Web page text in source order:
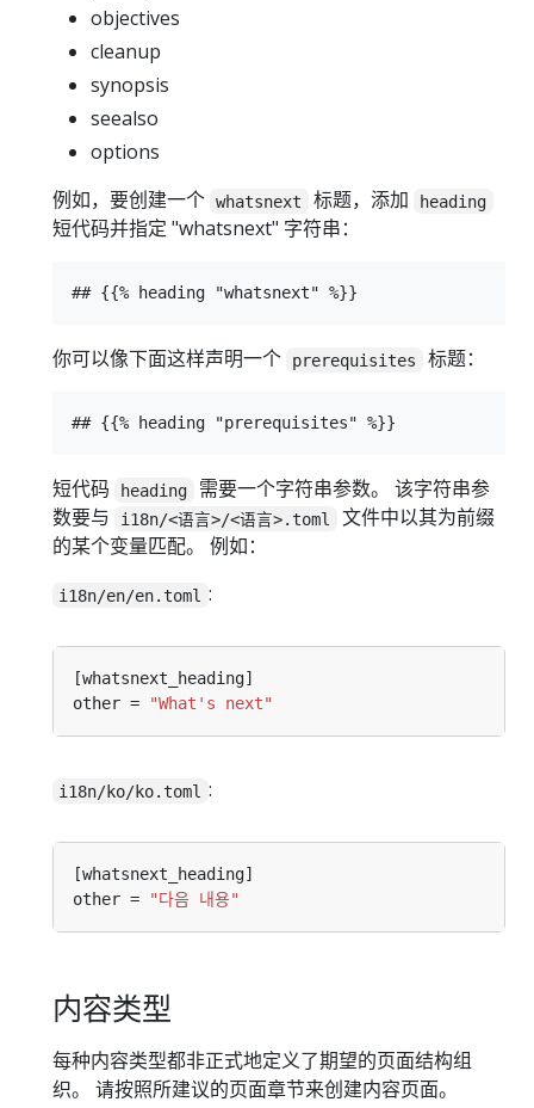
objectives
cleanup
synopsis
seealso
options
例如，要创建一个 whatsnext 标题，添加 heading
短代码并指定 "whatsnext" 字符串：
你可以像下面这样声明一个 prerequisites 标题：
短代码 heading
需要一个字符串参数。 该字符串参
数要与
i18n/<语言>/<语言>.toml
文件中以其为前缀
的某个变量匹配。 例如：
i18n/en/en.toml :
other =
"What's next"
i18n/ko/ko.toml :
other =
"다음 내용"
内容类型
每种内容类型都非正式地定义了期望的页面结构组
织。 请按照所建议的页面章节来创建内容页面。